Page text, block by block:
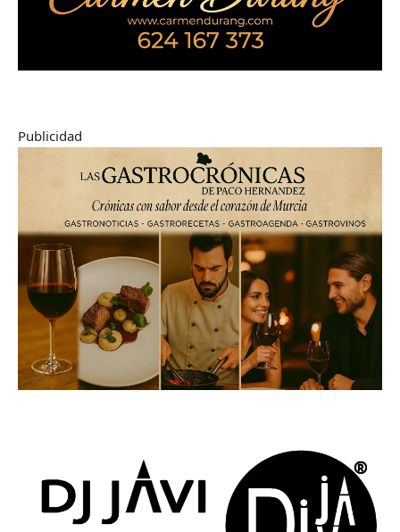
Publicidad